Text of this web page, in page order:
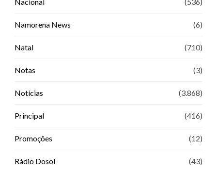
Namorena News (6)
Natal (710)
Notas (3)
Notícias (3.868)
Principal (416)
Promoções (12)
Rádio Dosol (43)